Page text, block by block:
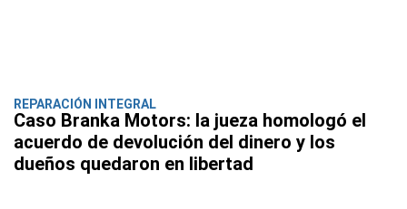
REPARACIÓN INTEGRAL
Caso Branka Motors: la jueza homologó el
acuerdo de devolución del dinero y los
dueños quedaron en libertad